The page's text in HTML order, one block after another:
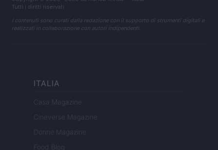
Tutti i diritti riservati
I contenuti sono curati dalla redazione con il supporto di strumenti digitali e
realizzati in collaborazione con autori indipendenti.
ITALIA
Casa Magazine
Cineverse Magazine
Donne Magazine
Food Blog